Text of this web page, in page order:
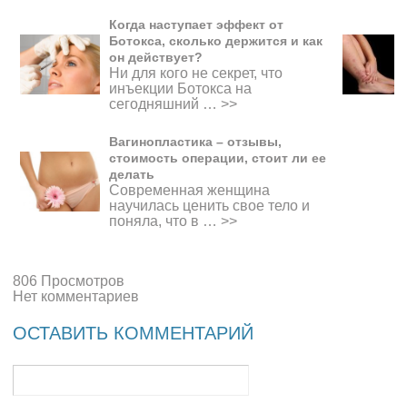
Когда наступает эффект от
Ботокса, сколько держится и как
он действует?
Ни для кого не секрет, что
инъекции Ботокса на
сегодняшний … >>
Вагинопластика – отзывы,
стоимость операции, стоит ли ее
делать
Современная женщина
научилась ценить свое тело и
поняла, что в … >>
806 Просмотров
Нет комментариев
ОСТАВИТЬ КОММЕНТАРИЙ